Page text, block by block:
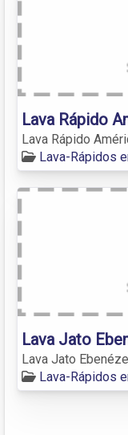
Lava Rápido
Lava Rápido
Lava-Rápidos
Lava Jato
Lava Jato
Lava-Rápidos